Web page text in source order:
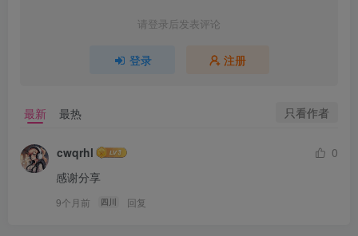
请登录后发表评论
登录 注册
最新 最热 只看作者
cwqrhl
0
感谢分享
9个月前 四川 回复